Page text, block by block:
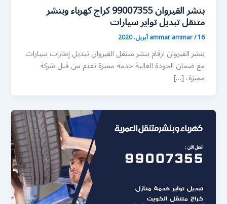
بنشر القيروان 99007355 كراج كهرباء وبنشر
متنقل تبديل تواير سيارات
ammar ammar/16 أبريل، 2020
بنشر القيروان ارقام بنشر متنقل القيروان تبديل إطارات سيارات
مع ضمان الجودة العالية خدمة مميزة تقدم من قبل شركة
مميزة، […]